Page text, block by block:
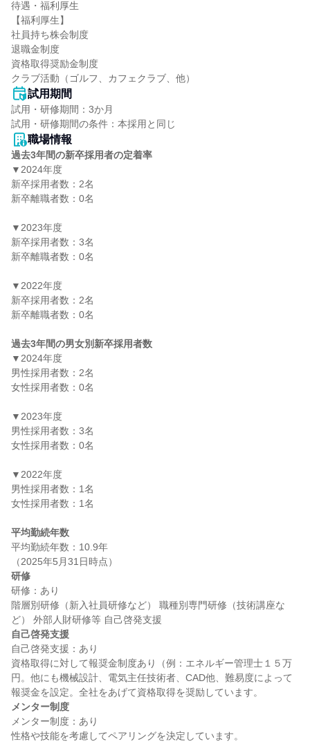
待遇・福利厚生
【福利厚生】
社員持ち株会制度
退職金制度
資格取得奨励金制度
クラブ活動（ゴルフ、カフェクラブ、他）
試用期間
試用・研修期間：3か月
職場情報
過去3年間の新卒採用者の定着率
▼2024年度
新卒採用者数：2名
新卒離職者数：0名
▼2023年度
新卒採用者数：3名
新卒離職者数：0名
▼2022年度
新卒採用者数：2名
新卒離職者数：0名
過去3年間の男女別新卒採用者数
▼2024年度
男性採用者数：2名
女性採用者数：0名
▼2023年度
男性採用者数：3名
女性採用者数：0名
▼2022年度
男性採用者数：1名
女性採用者数：1名
平均勤続年数
平均勤続年数：10.9年
研修
研修：あり
階層別研修（新入社員研修など） 職種別専門研修（技術講座な
自己啓発支援
自己啓発支援：あり
資格取得に対して報奨金制度あり（例：エネルギー管理士１５万
円。他にも機械設計、電気主任技術者、CAD他、難易度によって
メンター制度
メンター制度：あり